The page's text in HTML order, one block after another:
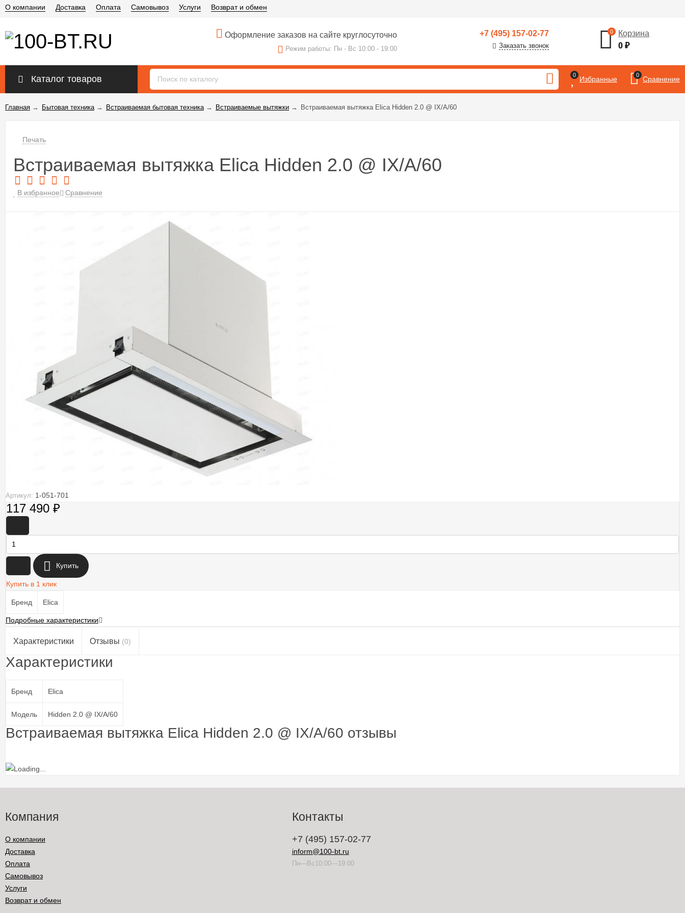
О компании Доставка Оплата Самовывоз Услуги Возврат и обмен
Оформление заказов на сайте круглосуточно
Режим работы: Пн - Вс 10:00 - 19:00
+7 (495) 157-02-77
Заказать звонок
0
Корзина
0₽
Каталог товаров 0 Избранные 0 Сравнение
Главная → Бытовая техника→ Встраиваемая бытовая техника→ Встраиваемые вытяжки → Встраиваемая вытяжка Elica Hidden 2.0 @ IX/A/60
Печать
Встраиваемая вытяжка Elica Hidden 2.0 @ IX/A/60
В избранное Сравнение
Артикул: 1-051-701
117 490 ₽
Купить
Купить в 1 клик
Бренд Elica
Подробные характеристики
Характеристики Отзывы (0)
Характеристики
Бренд Elica
Модель Hidden 2.0 @ IX/A/60
Встраиваемая вытяжка Elica Hidden 2.0 @ IX/A/60 отзывы
Компания
О компании
Доставка
Оплата
Самовывоз
Услуги
Возврат и обмен
Контакты
+7 (495) 157-02-77
inform@100-bt.ru
Пн—Вс10:00—19:00